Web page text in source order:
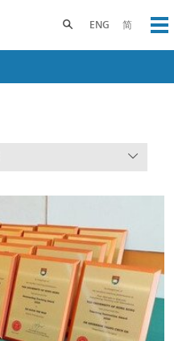
ENG 简
Toggle search panel